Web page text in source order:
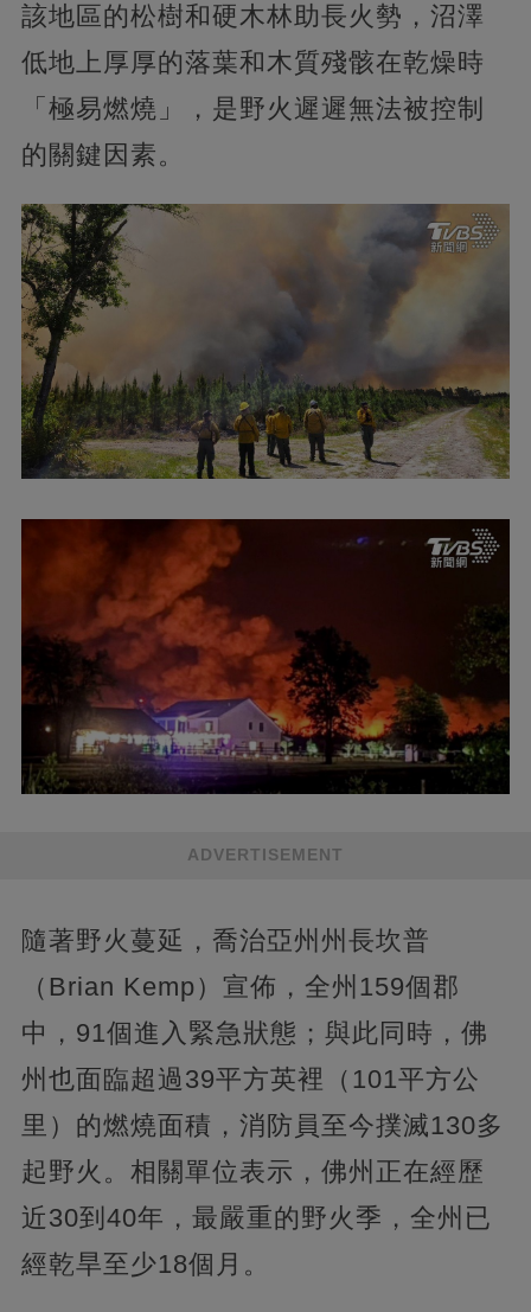
該地區的松樹和硬木林助長火勢，沼澤
低地上厚厚的落葉和木質殘骸在乾燥時
「極易燃燒」，是野火遲遲無法被控制
的關鍵因素。
ADVERTISEMENT
隨著野火蔓延，喬治亞州州長坎普
（Brian Kemp）宣佈，全州159個郡
中，91個進入緊急狀態；與此同時，佛
州也面臨超過39平方英裡（101平方公
里）的燃燒面積，消防員至今撲滅130多
起野火。相關單位表示，佛州正在經歷
近30到40年，最嚴重的野火季，全州已
經乾旱至少18個月。